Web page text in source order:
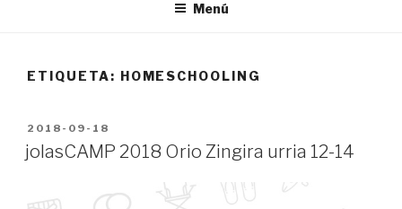
Menú
ETIQUETA: HOMESCHOOLING
PUBLICADO
EN
2018-09-18
jolasCAMP 2018 Orio Zingira urria 12-14